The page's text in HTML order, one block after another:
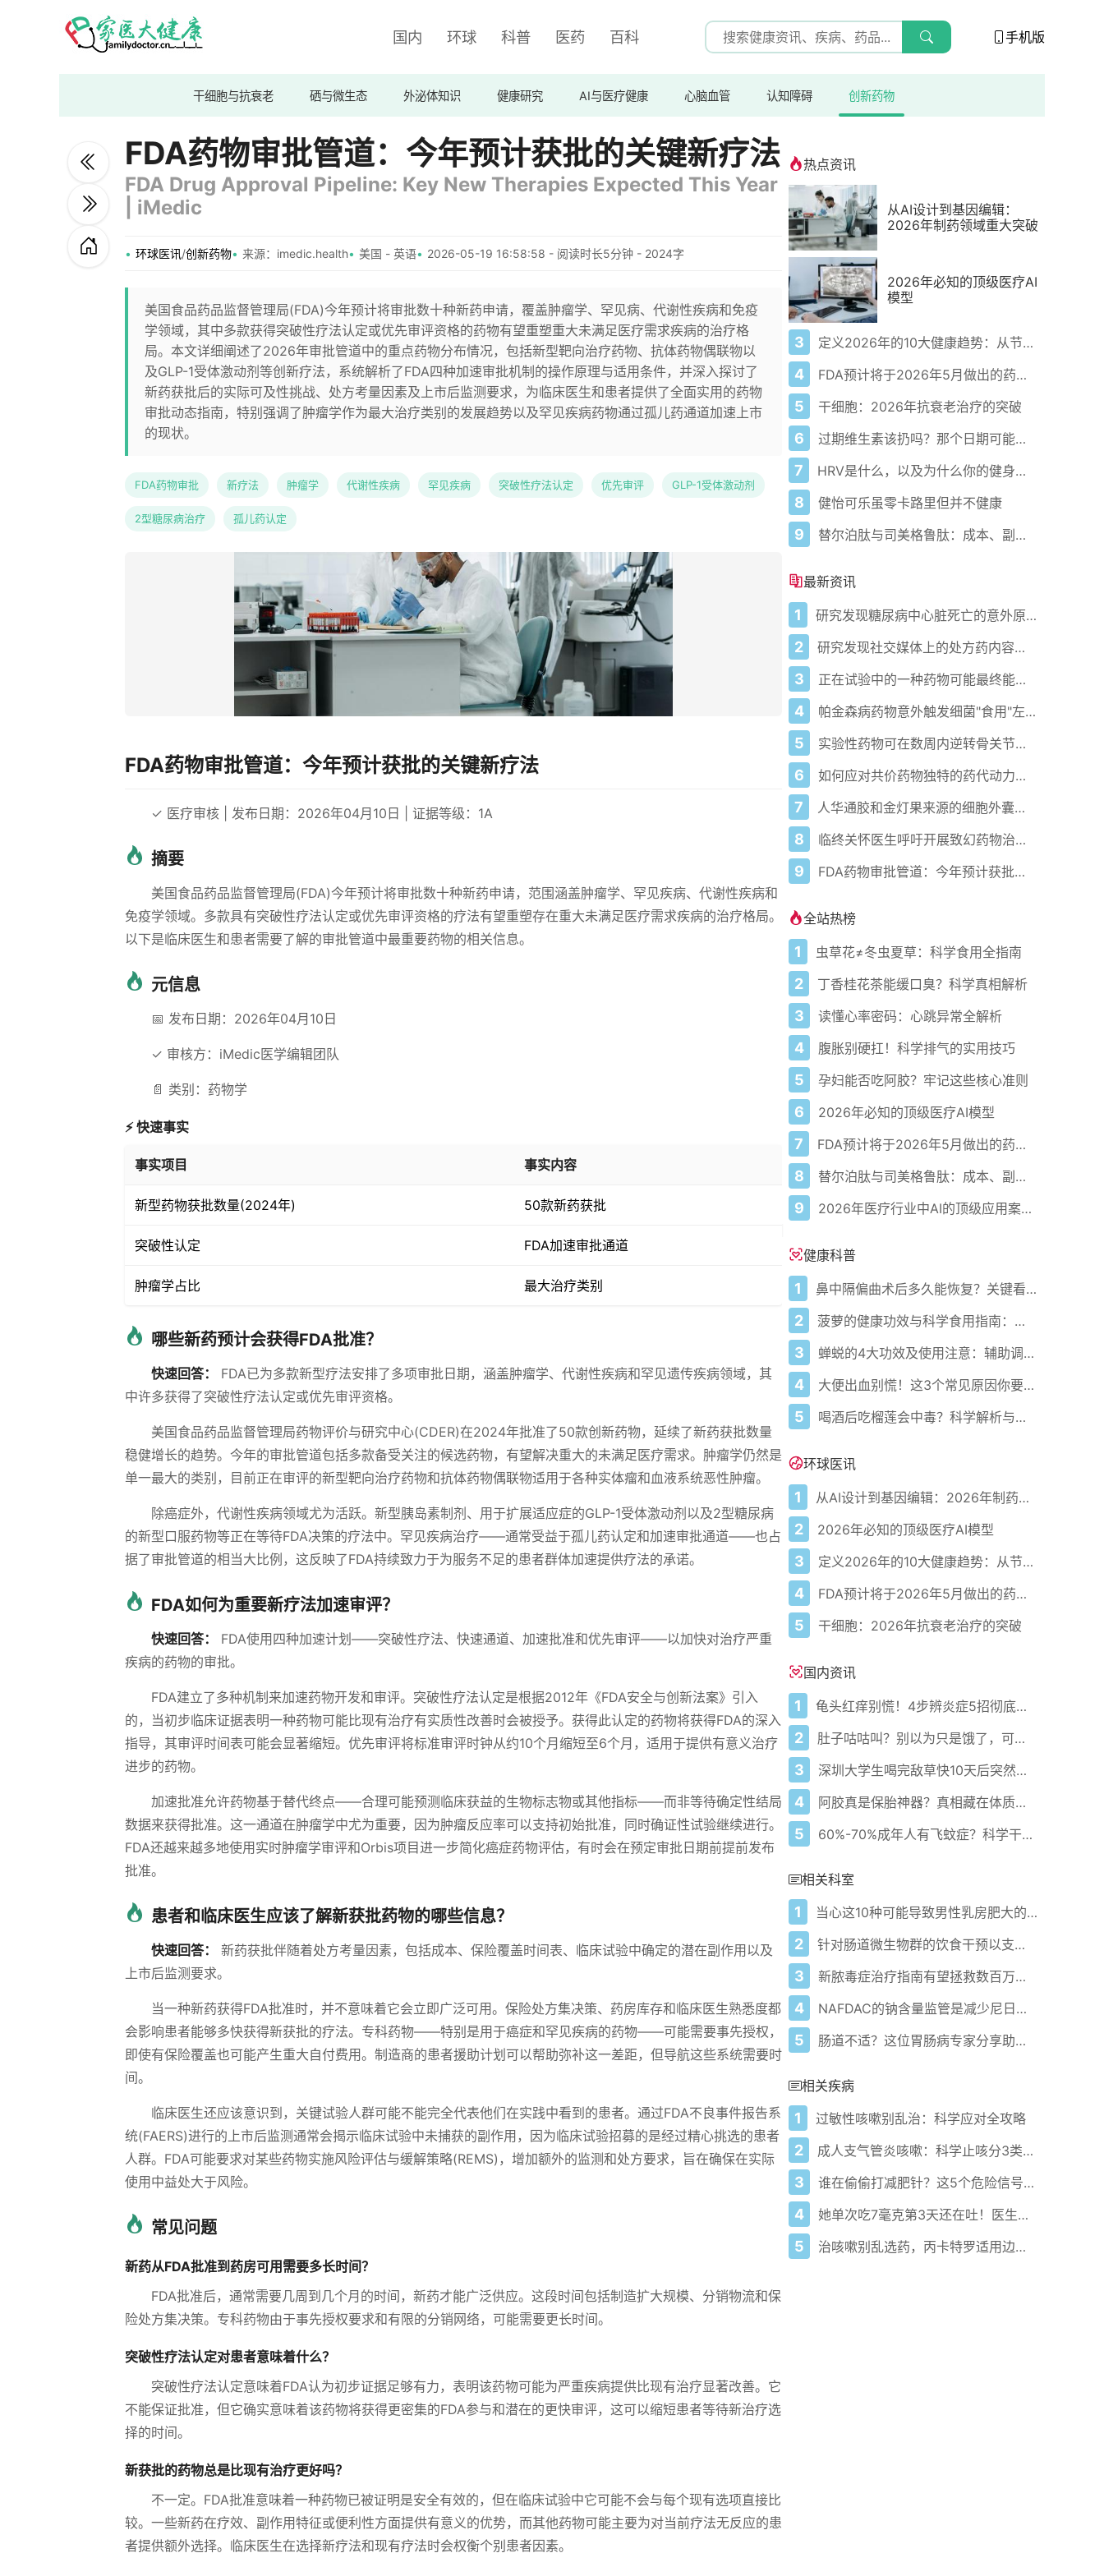
国内 环球 科普 医药 百科 手机版
干细胞与抗衰老 硒与微生态 外泌体知识 健康研究 AI与医疗健康 心脑血管 认知障碍 创新药物
FDA药物审批管道：今年预计获批的关键新疗法
FDA Drug Approval Pipeline: Key New Therapies Expected This Year
| iMedic
环球医讯/创新药物 来源：imedic.health 美国 - 英语 2026-05-19 16:58:58 - 阅读时长5分钟 - 2024字
美国食品药品监督管理局(FDA)今年预计将审批数十种新药申请，覆盖肿瘤学、罕见病、代谢性疾病和免疫
学领域，其中多款获得突破性疗法认定或优先审评资格的药物有望重塑重大未满足医疗需求疾病的治疗格
局。本文详细阐述了2026年审批管道中的重点药物分布情况，包括新型靶向治疗药物、抗体药物偶联物以
及GLP-1受体激动剂等创新疗法，系统解析了FDA四种加速审批机制的操作原理与适用条件，并深入探讨了
新药获批后的实际可及性挑战、处方考量因素及上市后监测要求，为临床医生和患者提供了全面实用的药物
审批动态指南，特别强调了肿瘤学作为最大治疗类别的发展趋势以及罕见疾病药物通过孤儿药通道加速上市
的现状。
FDA药物审批 新疗法 肿瘤学 代谢性疾病 罕见疾病 突破性疗法认定 优先审评 GLP-1受体激动剂
2型糖尿病治疗 孤儿药认定
FDA药物审批管道：今年预计获批的关键新疗法
✓ 医疗审核 | 发布日期：2026年04月10日 | 证据等级：1A
摘要
美国食品药品监督管理局(FDA)今年预计将审批数十种新药申请，范围涵盖肿瘤学、罕见疾病、代谢性疾病和
免疫学领域。多款具有突破性疗法认定或优先审评资格的疗法有望重塑存在重大未满足医疗需求疾病的治疗格局。
以下是临床医生和患者需要了解的审批管道中最重要药物的相关信息。
元信息
📅 发布日期：2026年04月10日
✓ 审核方：iMedic医学编辑团队
📄 类别：药物学
⚡ 快速事实
事实项目 事实内容
新型药物获批数量(2024年) 50款新药获批
突破性认定 FDA加速审批通道
肿瘤学占比 最大治疗类别
哪些新药预计会获得FDA批准？
快速回答：
FDA已为多款新型疗法安排了多项审批日期，涵盖肿瘤学、代谢性疾病和罕见遗传疾病领域，其
中许多获得了突破性疗法认定或优先审评资格。
美国食品药品监督管理局药物评价与研究中心(CDER)在2024年批准了50款创新药物，延续了新药获批数量
稳健增长的趋势。今年的审批管道包括多款备受关注的候选药物，有望解决重大的未满足医疗需求。肿瘤学仍然是
单一最大的类别，目前正在审评的新型靶向治疗药物和抗体药物偶联物适用于各种实体瘤和血液系统恶性肿瘤。
除癌症外，代谢性疾病领域尤为活跃。新型胰岛素制剂、用于扩展适应症的GLP-1受体激动剂以及2型糖尿病
的新型口服药物等正在等待FDA决策的疗法中。罕见疾病治疗——通常受益于孤儿药认定和加速审批通道——也占
据了审批管道的相当大比例，这反映了FDA持续致力于为服务不足的患者群体加速提供疗法的承诺。
FDA如何为重要新疗法加速审评？
快速回答：
FDA使用四种加速计划——突破性疗法、快速通道、加速批准和优先审评——以加快对治疗严重
疾病的药物的审批。
FDA建立了多种机制来加速药物开发和审评。突破性疗法认定是根据2012年《FDA安全与创新法案》引入
的，当初步临床证据表明一种药物可能比现有治疗有实质性改善时会被授予。获得此认定的药物将获得FDA的深入
指导，其审评时间表可能会显著缩短。优先审评将标准审评时钟从约10个月缩短至6个月，适用于提供有意义治疗
进步的药物。
加速批准允许药物基于替代终点——合理可能预测临床获益的生物标志物或其他指标——而非等待确定性结局
数据来获得批准。这一通道在肿瘤学中尤为重要，因为肿瘤反应率可以支持初始批准，同时确证性试验继续进行。
FDA还越来越多地使用实时肿瘤学审评和Orbis项目进一步简化癌症药物评估，有时会在预定审批日期前提前发布
批准。
患者和临床医生应该了解新获批药物的哪些信息？
快速回答：
新药获批伴随着处方考量因素，包括成本、保险覆盖时间表、临床试验中确定的潜在副作用以及
上市后监测要求。
当一种新药获得FDA批准时，并不意味着它会立即广泛可用。保险处方集决策、药房库存和临床医生熟悉度都
会影响患者能够多快获得新获批的疗法。专科药物——特别是用于癌症和罕见疾病的药物——可能需要事先授权，
即使有保险覆盖也可能产生重大自付费用。制造商的患者援助计划可以帮助弥补这一差距，但导航这些系统需要时
间。
临床医生还应该意识到，关键试验人群可能不能完全代表他们在实践中看到的患者。通过FDA不良事件报告系
统(FAERS)进行的上市后监测通常会揭示临床试验中未捕获的副作用，因为临床试验招募的是经过精心挑选的患者
人群。FDA可能要求对某些药物实施风险评估与缓解策略(REMS)，增加额外的监测和处方要求，旨在确保在实际
使用中益处大于风险。
常见问题
新药从FDA批准到药房可用需要多长时间？
FDA批准后，通常需要几周到几个月的时间，新药才能广泛供应。这段时间包括制造扩大规模、分销物流和保
险处方集决策。专科药物由于事先授权要求和有限的分销网络，可能需要更长时间。
突破性疗法认定对患者意味着什么？
突破性疗法认定意味着FDA认为初步证据足够有力，表明该药物可能为严重疾病提供比现有治疗显著改善。它
不能保证批准，但它确实意味着该药物将获得更密集的FDA参与和潜在的更快审评，这可以缩短患者等待新治疗选
择的时间。
新获批的药物总是比现有治疗更好吗？
不一定。FDA批准意味着一种药物已被证明是安全有效的，但在临床试验中它可能不会与每个现有选项直接比
较。一些新药在疗效、副作用特征或便利性方面提供有意义的优势，而其他药物可能主要为对当前疗法无反应的患
者提供额外选择。临床医生在选择新疗法和现有疗法时会权衡个别患者因素。
热点资讯
从AI设计到基因编辑：
2026年制药领域重大突破
2026年必知的顶级医疗AI
模型
3 定义2026年的10大健康趋势：从节律健康到冷热交替疗法
4 FDA预计将于2026年5月做出的药物审批决定
5 干细胞：2026年抗衰老治疗的突破
6 过期维生素该扔吗？那个日期可能没你想的那么重要
7 HRV是什么，以及为什么你的健身手表要测量它
8 健怡可乐虽零卡路里但并不健康
9 替尔泊肽与司美格鲁肽：成本、副作用、剂量等全面对比
最新资讯
1 研究发现糖尿病中心脏死亡的意外原因
2 研究发现社交媒体上的处方药内容常常具有误导性
3 正在试验中的一种药物可能最终能阻止戊型肝炎
4 帕金森病药物意外触发细菌"食用"左旋多巴
5 实验性药物可在数周内逆转骨关节炎 动物研究表明
6 如何应对共价药物独特的药代动力学特性
7 人华通胶和金灯果来源的细胞外囊泡与聚乙烯醇壳聚糖丝素蛋白水凝胶联合用于伤口愈合的潜力：基于1BR3细胞系的体外研究
8 临终关怀医生呼吁开展致幻药物治疗研究
9 FDA药物审批管道：今年预计获批的关键新疗法
全站热榜
1 虫草花≠冬虫夏草：科学食用全指南
2 丁香桂花茶能缓口臭？科学真相解析
3 读懂心率密码：心跳异常全解析
4 腹胀别硬扛！科学排气的实用技巧
5 孕妇能否吃阿胶？牢记这些核心准则
6 2026年必知的顶级医疗AI模型
7 FDA预计将于2026年5月做出的药物审批决定
8 替尔泊肽与司美格鲁肽：成本、副作用、剂量等全面对比
9 2026年医疗行业中AI的顶级应用案例、优势与真实实例
健康科普
1 鼻中隔偏曲术后多久能恢复？关键看这几点
2 菠萝的健康功效与科学食用指南：吃对才补营养促消化
3 蝉蜕的4大功效及使用注意：辅助调理需避误区遵医嘱
4 大便出血别慌！这3个常见原因你要知道
5 喝酒后吃榴莲会中毒？科学解析与安全指南
环球医讯
1 从AI设计到基因编辑：2026年制药领域重大突破
2 2026年必知的顶级医疗AI模型
3 定义2026年的10大健康趋势：从节律健康到冷热交替疗法
4 FDA预计将于2026年5月做出的药物审批决定
5 干细胞：2026年抗衰老治疗的突破
国内资讯
1 龟头红痒别慌！4步辨炎症5招彻底防复发
2 肚子咕咕叫？别以为只是饿了，可能是身体在求救！
3 深圳大学生喝完敌草快10天后突然倒下！这10天他到底经历了什么？
4 阿胶真是保胎神器？真相藏在体质里吃错真会滑胎
5 60%-70%成年人有飞蚊症？科学干预缓解率超70%！
相关科室
1 当心这10种可能导致男性乳房肥大的药物
2 针对肠道微生物群的饮食干预以支持运动员胃肠道和呼吸系统健康
3 新脓毒症治疗指南有望拯救数百万人生命
4 NAFDAC的钠含量监管是减少尼日利亚非传染性疾病的关键
5 肠道不适？这位胃肠病专家分享助你实现"便意畅快"的小贴士
相关疾病
1 过敏性咳嗽别乱治：科学应对全攻略
2 成人支气管炎咳嗽：科学止咳分3类情况
3 谁在偷偷打减肥针？这5个危险信号医生紧急提醒！
4 她单次吃7毫克第3天还在吐！医生急喊停这药真不是糖豆
5 治咳嗽别乱选药，丙卡特罗适用边界要分清